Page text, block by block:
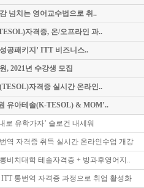
넘치는 영어교수법으로 취..
자격증, 온/오프라인 과..
공패키지’ ITT 비즈니스..
, 2021년 수강생 모집
자격증 실시간 온라인..
유아테솔(K-TESOL) & MOM’..
로 유학가자’ 슬로건 내세워
역 자격증 취득 실시간 온라인수업 개강
비치대학 테솔자격증 + 방과후영어지..
통번역 자격증 과정으로 취업 활성화